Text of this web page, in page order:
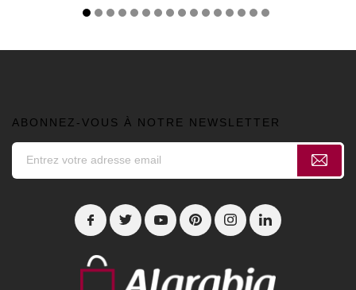
ABONNEZ-VOUS À NOTRE NEWSLETTER